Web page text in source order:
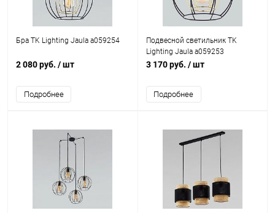
Бра TK Lighting Jaula a059254
2 080 руб. / шт
Подробнее
Подвесной светильник TK
Lighting Jaula a059253
3 170 руб. / шт
Подробнее